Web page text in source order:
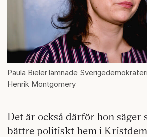
Paula Bieler lämnade
Henrik Montgomery
Det är också därför hon säger
bättre politiskt hem i